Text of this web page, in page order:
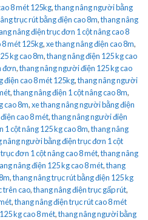
8 mét 125kg,thang nâng người bằng
trục rút bằng điện cao 8m,thang nâng
nâng điện trục đơn 1 cột nâng cao 8
8 mét 125kg,xe thang nâng điện cao 8m,
kg cao 8m,thang nâng điện 125 kg cao
đơn,thang nâng người điện 125 kg cao
điện cao 8 mét 125kg,thang nâng người
,thang nâng điện 1 cột nâng cao 8m,
cao 8m,xe thang nâng người bằng điện
cao 8 mét,thang nâng người điện
cột nâng 125 kg cao 8m,thang nâng
nâng người bằng điện trục đơn 1 cột
đơn 1 cột nâng cao 8 mét,thang nâng
nâng điện 125 kg cao 8 mét,thang
,thang nâng trục rút bằng điện 125 kg
trên cao,thang nâng điện trục gấp rút,
,thang nâng điện trục rút cao 8 mét
kg cao 8 mét,thang nâng người bằng